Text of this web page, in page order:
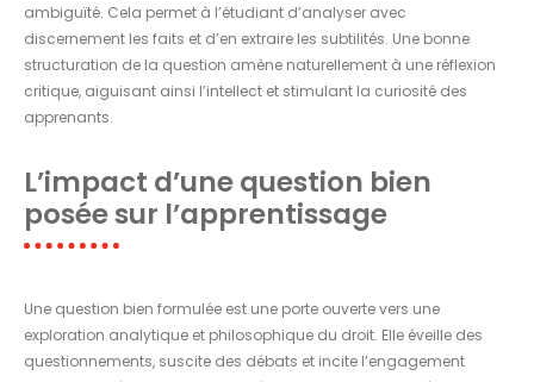
ambiguïté. Cela permet à l’étudiant d’analyser avec
discernement les faits et d’en extraire les subtilités. Une bonne
structuration de la question amène naturellement à une réflexion
critique, aiguisant ainsi l’intellect et stimulant la curiosité des
apprenants.
L’impact d’une question bien
posée sur l’apprentissage
Une question bien formulée est une porte ouverte vers une
exploration analytique et philosophique du droit. Elle éveille des
questionnements, suscite des débats et incite l’engagement